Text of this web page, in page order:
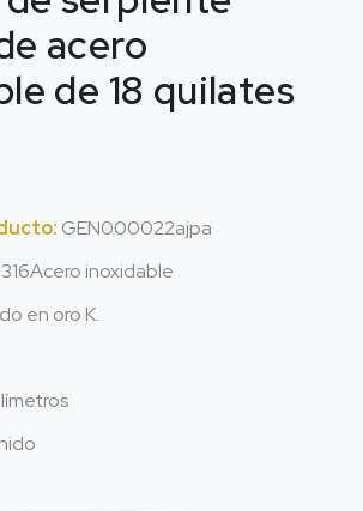
acero
de 18 quilates
GEN000022ajpa
316Acero inoxidable
en oro K.